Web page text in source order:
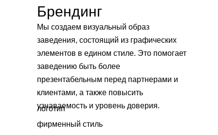
Брендинг
Мы создаем визуальный образ
заведения, состоящий из графических
элементов в едином стиле. Это помогает
заведению быть более
презентабельным перед партнерами и
клиентами, а также повысить
узнаваемость и уровень доверия.
логотип
фирменный стиль